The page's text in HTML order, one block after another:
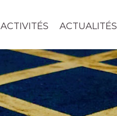
ACTIVITÉS ACTUALITÉS